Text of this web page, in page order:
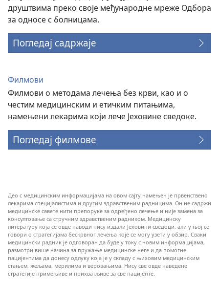
друштвима преко своје међународне мреже Одбора
за односе с болницама.
Погледај садржаје
Филмови
Филмови о методама лечења без крви, као и о
честим медицинским и етичким питањима,
намењени лекарима који лече Јеховине сведоке.
Погледај филмове
Део с медицинским информацијама на овом сајту намењен је првенствено
лекарима специјалистима и другим здравственим радницима. Он не садржи
медицинске савете нити препоруке за одређено лечење и није замена за
консултовање са стручним здравственим радником. Медицинску
литературу која се овде наводи нису издали Јеховини сведоци, али у њој се
говори о стратегијама бескрвног лечења које се могу узети у обзир. Сваки
медицински радник је одговоран да буде у току с новим информацијама,
размотри више начина за пружање медицинске неге и да помогне
пацијентима да донесу одлуку која је у складу с њиховим медицинским
стањем, жељама, мерилима и веровањима. Нису све овде наведене
стратегије примењиве и прихватљиве за све пацијенте.